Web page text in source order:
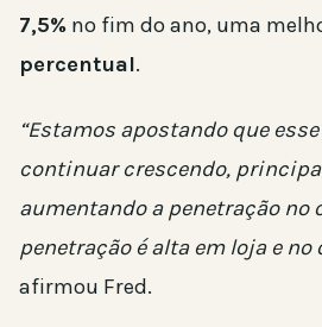
7,5% no fim do ano, uma
percentual.
“Estamos apostando que
continuar crescendo,
aumentando a penetração no
penetração é alta em loja e no
afirmou Fred.